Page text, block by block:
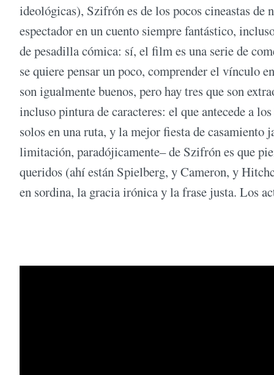
ideológicas), Szifrón es de los pocos cineastas
espectador en un cuento siempre fantástico,
de pesadilla cómica: sí, el film es una serie de
se quiere pensar un poco, comprender el vínculo
son igualmente buenos, pero hay tres que son
incluso pintura de caracteres: el que antecede a
solos en una ruta, y la mejor fiesta de
limitación, paradójicamente– de Szifrón es que
queridos (ahí están Spielberg, y Cameron, y
en sordina, la gracia irónica y la frase justa. Los